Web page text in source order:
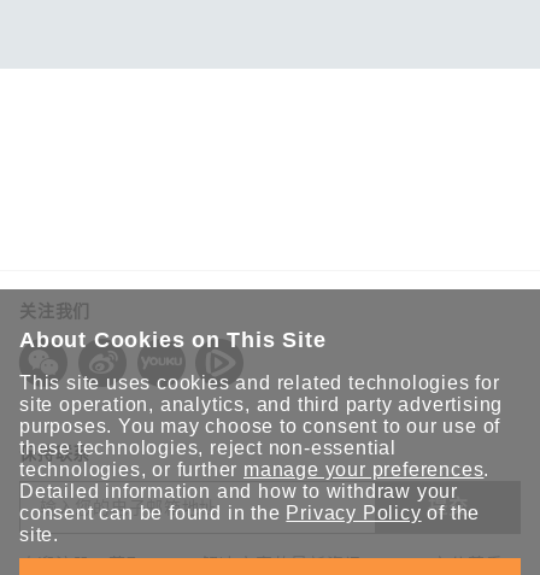
关注我们
保持联系
提交
欢迎注册，获取 Moxa 解决方案的最新资讯。Moxa 充分尊重
About Cookies on This Site
This site uses cookies and related technologies for
site operation, analytics, and third party advertising
purposes. You may choose to consent to our use of
these technologies, reject non-essential
technologies, or further manage your preferences.
Detailed information and how to withdraw your
consent can be found in the Privacy Policy of the
site.